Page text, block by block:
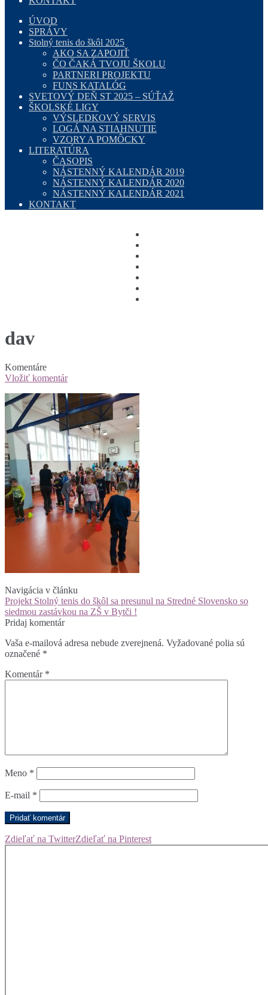
ÚVOD
SPRÁVY
Stolný tenis do škôl 2025
AKO SA ZAPOJIŤ
ČO ČAKÁ TVOJU ŠKOLU
PARTNERI PROJEKTU
FUNS KATALÓG
SVETOVÝ DEŇ ST 2025 – SÚŤAŽ
ŠKOLSKÉ LIGY
VÝSLEDKOVÝ SERVIS
LOGÁ NA STIAHNUTIE
VZORY A POMÔCKY
LITERATÚRA
ČASOPIS
NÁSTENNÝ KALENDÁR 2019
NÁSTENNÝ KALENDÁR 2020
NÁSTENNÝ KALENDÁR 2021
KONTAKT
dav
Komentáre
Vložiť komentár
Navigácia v článku
Projekt Stolný tenis do škôl sa presunul na Stredné Slovensko so
siedmou zastávkou na ZŠ v Bytči !
Pridaj komentár
Vaša e-mailová adresa nebude zverejnená. Vyžadované polia sú
označené *
Komentár *
Meno *
E-mail *
Zdieľať na TwitterZdieľať na Pinterest